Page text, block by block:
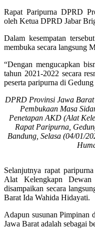
Rapat Paripurna DPRD
oleh Ketua DPRD Jabar
Dalam kesempatan
membuka secara langsung
“Dengan mengucapkan
tahun 2021-2022 secara
peserta paripurna di
DPRD Provinsi Jawa
Pembukaan Masa
Penetapan AKD (Alat
Rapat Paripurna,
Bandung, Selasa (04/01/
Selanjutnya rapat
Alat Kelengkapn
disampaikan secara
Barat Ida Wahida Hidayati.
Adapun susunan
Jawa Barat adalah sebagai